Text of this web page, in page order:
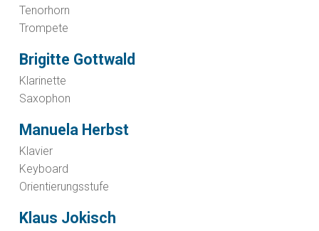
Tenorhorn
Trompete
Brigitte Gottwald
Klarinette
Saxophon
Manuela Herbst
Klavier
Keyboard
Orientierungsstufe
Klaus Jokisch